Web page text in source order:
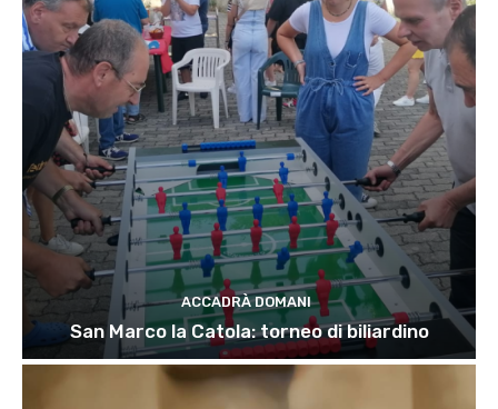
ACCADRÀ DOMANI
San Marco la Catola: torneo di biliardino